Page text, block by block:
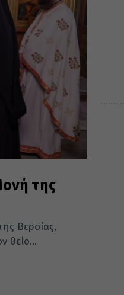
της
Βεροίας,
θείο...